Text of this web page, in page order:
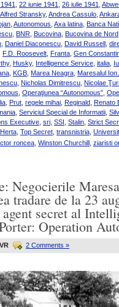
22 iunie 1941 26 iulie 1941
Alfred Stransky, Andrea Cassulo
Autonomous Axa latina Banca
BNR Bucovina Bucovina de Nord
Daniel Diaconescu David Russell
F.D. Roosevelt Franta Gen
, Husky, Intelligence Service italia
KGB Marea Neagra Maresalul
Nicholas Dimitrescu Nicolae
Operaţiunea “Autonomous”
Prut regele mihai Reginald Renato
Serviciul Special de Informatii
Executive sri SSI Stalin Strict
Top Secret transnistria
roncea Winston Churchill ziaristi
Negocierile
tradare de la 23
secret al
Operation
VR 2 Comments »